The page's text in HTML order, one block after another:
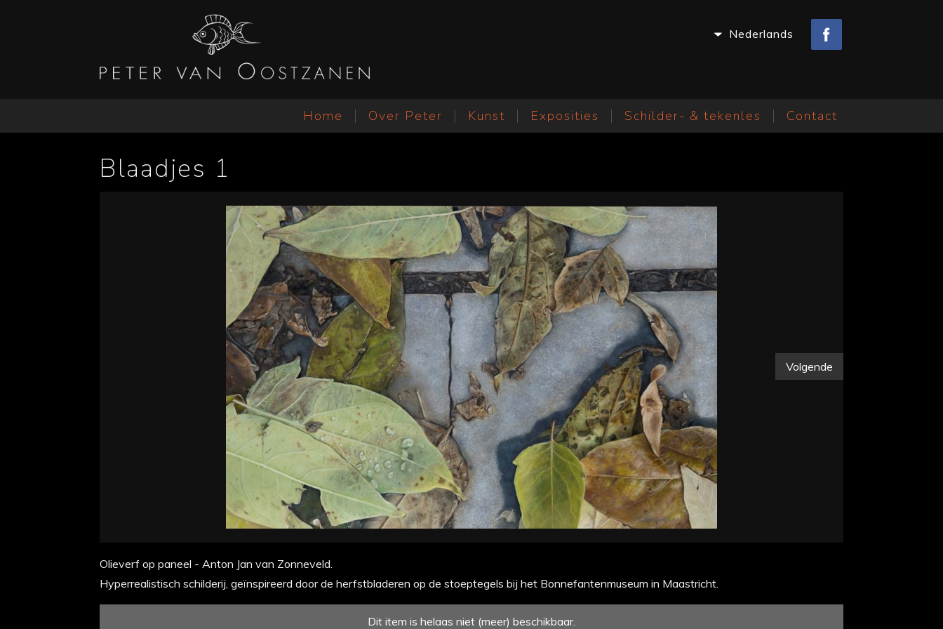
Nederlands
Home Over Peter Kunst Exposities Schilder- & tekenles Contact
Blaadjes 1
Volgende
Olieverf op paneel - Anton Jan van Zonneveld.
Hyperrealistisch schilderij, geïnspireerd door de herfstbladeren op de stoeptegels bij het Bonnefantenmuseum in Maastricht.
Dit item is helaas niet (meer) beschikbaar.